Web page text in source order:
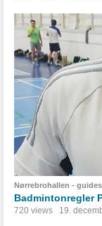
Nørrebrohallen - guides
Badmintonregler
720 views 19.